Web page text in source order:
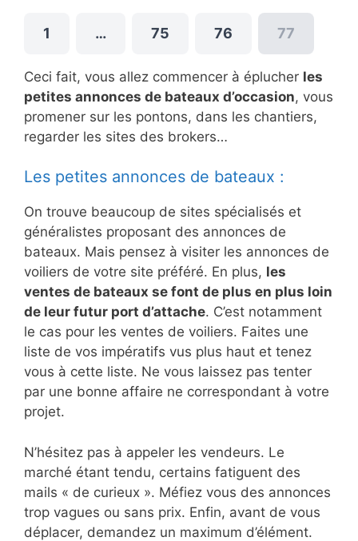
1 … 75 76 77
Ceci fait, vous allez commencer à éplucher les
petites annonces de bateaux d’occasion, vous
promener sur les pontons, dans les chantiers,
regarder les sites des brokers…
Les petites annonces de bateaux :
On trouve beaucoup de sites spécialisés et
généralistes proposant des annonces de
bateaux. Mais pensez à visiter les annonces de
voiliers de votre site préféré. En plus, les
ventes de bateaux se font de plus en plus loin
de leur futur port d’attache. C’est notamment
le cas pour les ventes de voiliers. Faites une
liste de vos impératifs vus plus haut et tenez
vous à cette liste. Ne vous laissez pas tenter
par une bonne affaire ne correspondant à votre
projet.
N’hésitez pas à appeler les vendeurs. Le
marché étant tendu, certains fatiguent des
mails « de curieux ». Méfiez vous des annonces
trop vagues ou sans prix. Enfin, avant de vous
déplacer, demandez un maximum d’élément.